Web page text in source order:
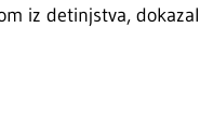
iz detinjstva,